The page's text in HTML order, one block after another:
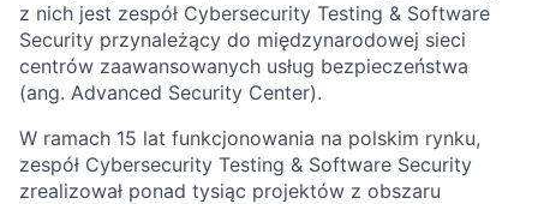
z nich jest zespół Cybersecurity Testing & Software
Security przynależący do międzynarodowej sieci
centrów zaawansowanych usług bezpieczeństwa
(ang. Advanced Security Center).
W ramach 15 lat funkcjonowania na polskim rynku,
zespół Cybersecurity Testing & Software Security
zrealizował ponad tysiąc projektów z obszaru